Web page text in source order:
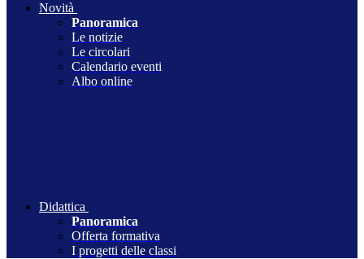
Novità
Panoramica
Le notizie
Le circolari
Calendario eventi
Albo online
Didattica
Panoramica
Offerta formativa
I progetti delle classi